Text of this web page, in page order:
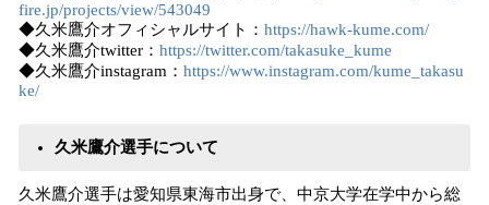
fire.jp/projects/view/543049
◆久米鷹介オフィシャルサイト： https://hawk-kume.com/
◆久米鷹介twitter： https://twitter.com/takasuke_kume
◆久米鷹介instagram： https://www.instagram.com/kume_takasu
ke/
久米鷹介選手について
久米鷹介選手は愛知県東海市出身で、中京大学在学中から総